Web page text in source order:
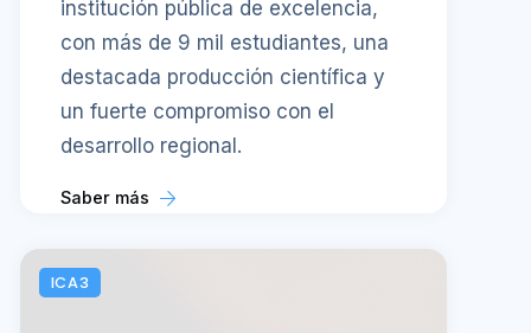
institución pública de excelencia,
con más de 9 mil estudiantes, una
destacada producción científica y
un fuerte compromiso con el
desarrollo regional.
Saber más
ICA3